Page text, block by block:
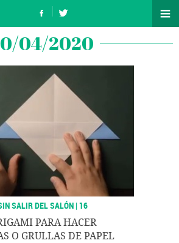
04/2020
SALIR DEL SALÓN | 16
PARA HACER
O GRULLAS DE PAPEL